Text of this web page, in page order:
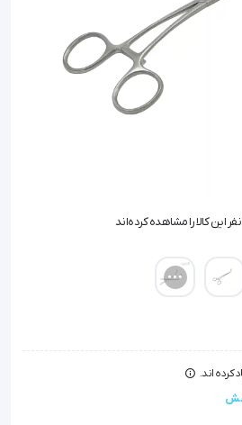
نفر این کالا را مشاهده کرده‌اند